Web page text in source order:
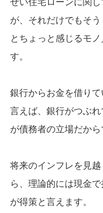
が、それだけでもそ
とちょっと感じるモ
す。
銀行からお金を借り
言えば、銀行がつぶ
が債務者の立場だから
将来のインフレを見
ら、理論的には現金
が得策と言えます。